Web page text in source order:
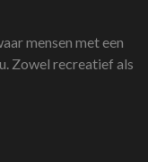
mensen met een
Zowel recreatief als